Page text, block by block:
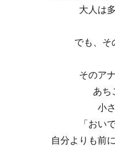
大人は
でも、そ
そのア
あち
小
「おい
自分よりも前